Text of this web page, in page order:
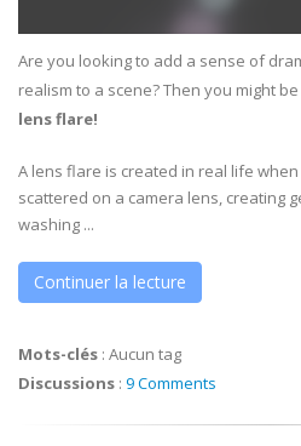
Are you looking to add a sense of
realism to a scene? Then you might
lens flare!
A lens flare is created in real life
scattered on a camera lens, creating
washing ...
Continuer la lecture
Mots-clés : Aucun tag
Discussions : 9 Comments